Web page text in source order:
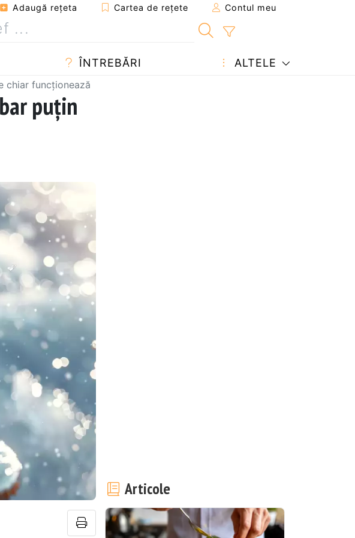
Adaugă reţeta Cartea de rețete Contul meu
ÎNTREBĂRI ALTELE
chiar funcționează
puțin
Articole